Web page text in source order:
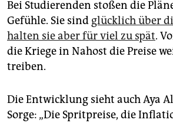
Bei Studierenden stoßen die
Gefühle. Sie sind glücklich über
halten sie aber für viel zu spät.
die Kriege in Nahost die Preise
treiben.
Die Entwicklung sieht auch Aya
Sorge: „Die Spritpreise, die